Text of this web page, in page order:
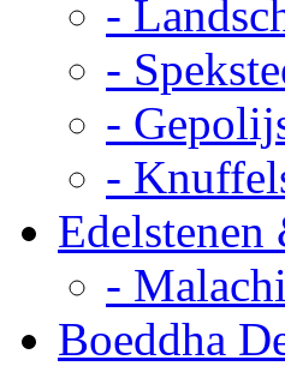
-
-
-
-
-
Boeddha